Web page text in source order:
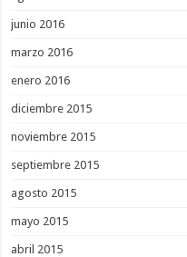
junio 2016
marzo 2016
enero 2016
diciembre 2015
noviembre 2015
septiembre 2015
agosto 2015
mayo 2015
abril 2015